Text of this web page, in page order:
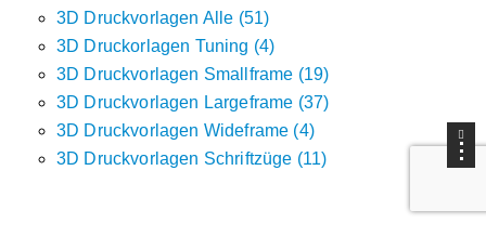
3D Druckvorlagen Alle 51
3D Druckorlagen Tuning
4
3D Druckvorlagen Smallframe 19
3D Druckvorlagen Largeframe 37
3D Druckvorlagen Wideframe 4
3D Druckvorlagen Schriftzüge 11